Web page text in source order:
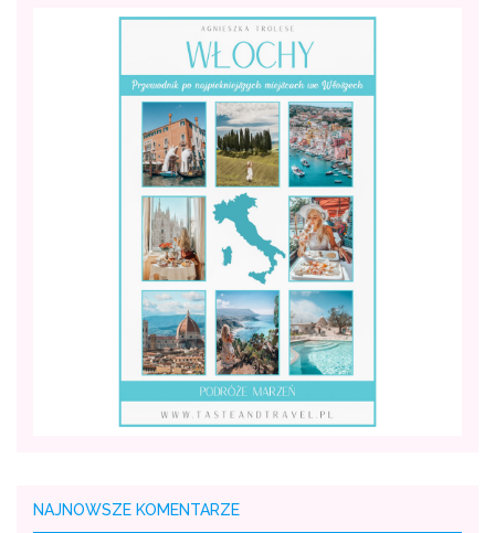
NAJNOWSZE KOMENTARZE